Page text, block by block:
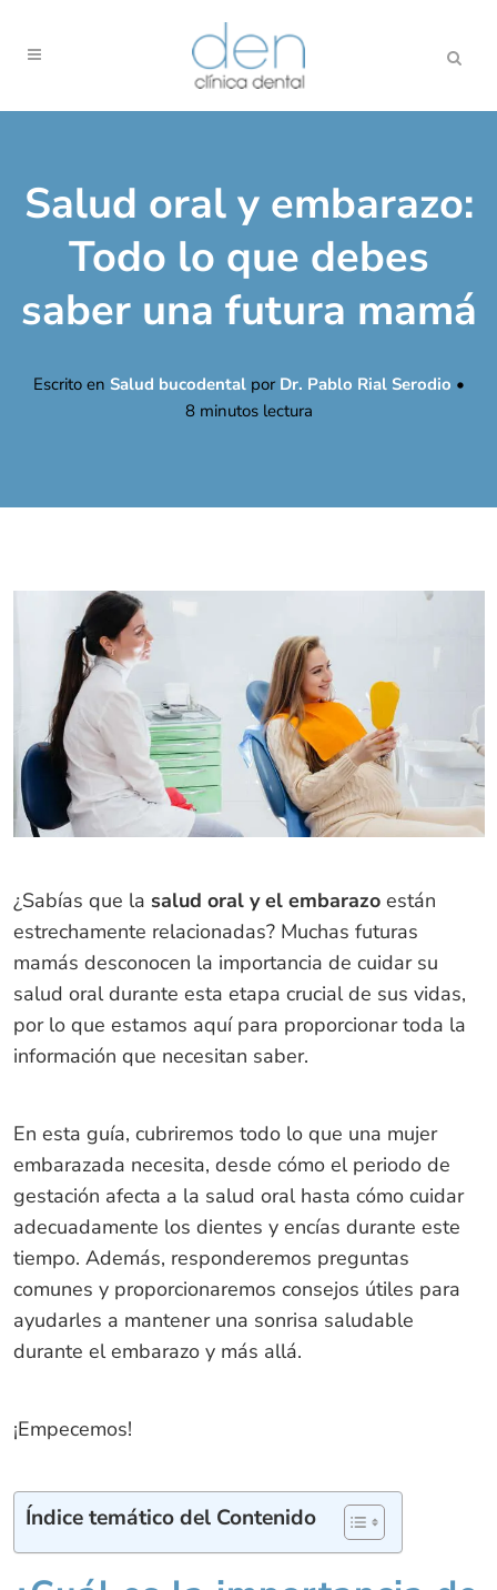
Salud oral y embarazo:
Todo lo que debes
saber una futura mamá
Escrito en Salud bucodental por Dr. Pablo Rial Serodio •
8minutos lectura
¿Sabías que la salud oral y el embarazoestán
estrechamente relacionadas? Muchas futuras
mamás desconocen la importancia de cuidar su
salud oral durante esta etapa crucial de sus vidas,
por lo que estamos aquí para proporcionar toda la
información que necesitan saber.
En esta guía, cubriremos todo lo que una mujer
embarazada necesita, desde cómo el periodo de
gestación afecta a la salud oral hasta cómo cuidar
adecuadamente los dientes y encías durante este
tiempo. Además, responderemos preguntas
comunes y proporcionaremos consejos útiles para
ayudarles a mantener una sonrisa saludable
durante el embarazo y más allá.
¡Empecemos!
Índice temático del Contenido